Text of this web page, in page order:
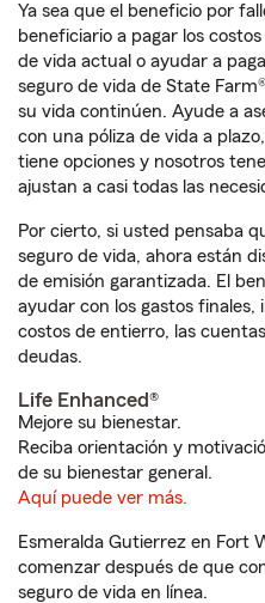
Ya sea que el beneficio por
beneficiario a pagar los
de vida actual o ayudar a
seguro de vida de State
su vida continúen. Ayude a
con una póliza de vida a
tiene opciones y nosotros
ajustan a casi todas las
Por cierto, si usted pensaba
seguro de vida, ahora están
de emisión garantizada. El
ayudar con los gastos finales,
costos de entierro, las
deudas.
Life Enhanced®
Mejore su bienestar.
Reciba orientación y
de su bienestar general.
Aquí puede ver más.
Esmeralda Gutierrez en Fort
comenzar después de que
seguro de vida en línea.